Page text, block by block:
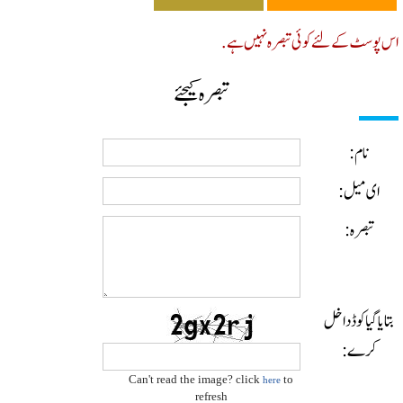
کے لئے کوئی تبصرہ نہیں ہے.
تبصرہ کیجئے
نام:
ای میل:
تبصرہ:
گیا کوڈ داخل
کرے:
Can't read the image? clickhere
refresh